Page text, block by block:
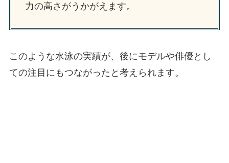
力の高さがうかがえます。
このような水泳の実績が、後にモデルや俳優とし
ての注目にもつながったと考えられます。